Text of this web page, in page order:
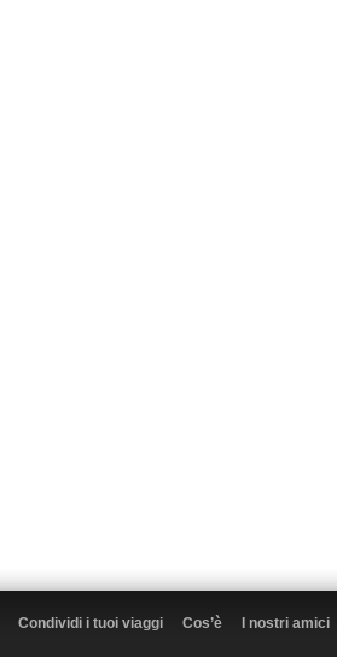
Condividi i tuoi viaggi Cos’è I nostri amici